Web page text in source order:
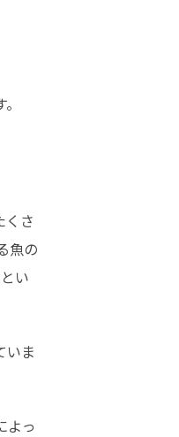
くさ
魚の
い
いま
よっ